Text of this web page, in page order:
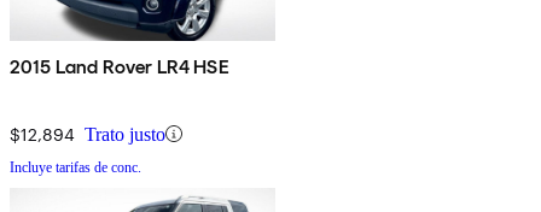
2015 Land Rover LR4 HSE
$12,894 Trato justo
Incluye tarifas de conc.